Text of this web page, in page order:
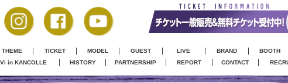
THEME TICKET MODEL GUEST LIVE BRAND BOOTH
in KANCOLLE HISTORY PARTNERSHIP REPORT CONTACT